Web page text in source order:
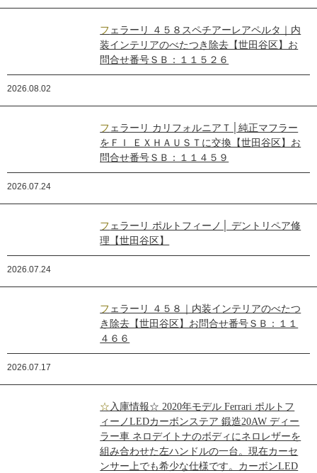
フェラーリ ４５８スペチアーレアペルタ｜内
装インテリアのべたつき除去【世田谷区】お
問合せ番号ＳＢ：１１５２６
2026.08.02
フェラーリ カリフォルニアＴ│純正マフラー
をＦＩ ＥＸＨＡＵＳＴに交換【世田谷区】お
問合せ番号ＳＢ：１１４５９
2026.07.24
フェラーリ ポルトフィーノ│ デントリペア修
理【世田谷区】
2026.07.24
フェラーリ ４５８｜内装インテリアのべたつ
き除去【世田谷区】お問合せ番号ＳＢ：１１
４６６
2026.07.17
☆入庫情報☆ 2020年モデル Ferrari ポルトフ
ィーノLEDカーボンステア 鍛造20AW ディー
ラー車 ネロデイトナのボディにネロレザーを
組み合わせた左ハンドルの一台。現在カーセ
ンサー上でも希少な仕様です。カーボンLED